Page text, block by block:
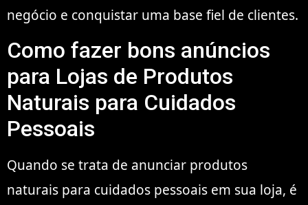
negócio e conquistar uma base fiel de clientes.
Como fazer bons anúncios
para Lojas de Produtos
Naturais para Cuidados
Pessoais
Quando se trata de anunciar produtos
naturais para cuidados pessoais em sua loja, é